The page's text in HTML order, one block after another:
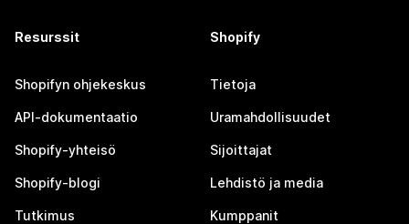
Resurssit
Shopifyn ohjekeskus
API-dokumentaatio
Shopify-yhteisö
Shopify-blogi
Tutkimus
Shopify
Tietoja
Uramahdollisuudet
Sijoittajat
Lehdistö ja media
Kumppanit